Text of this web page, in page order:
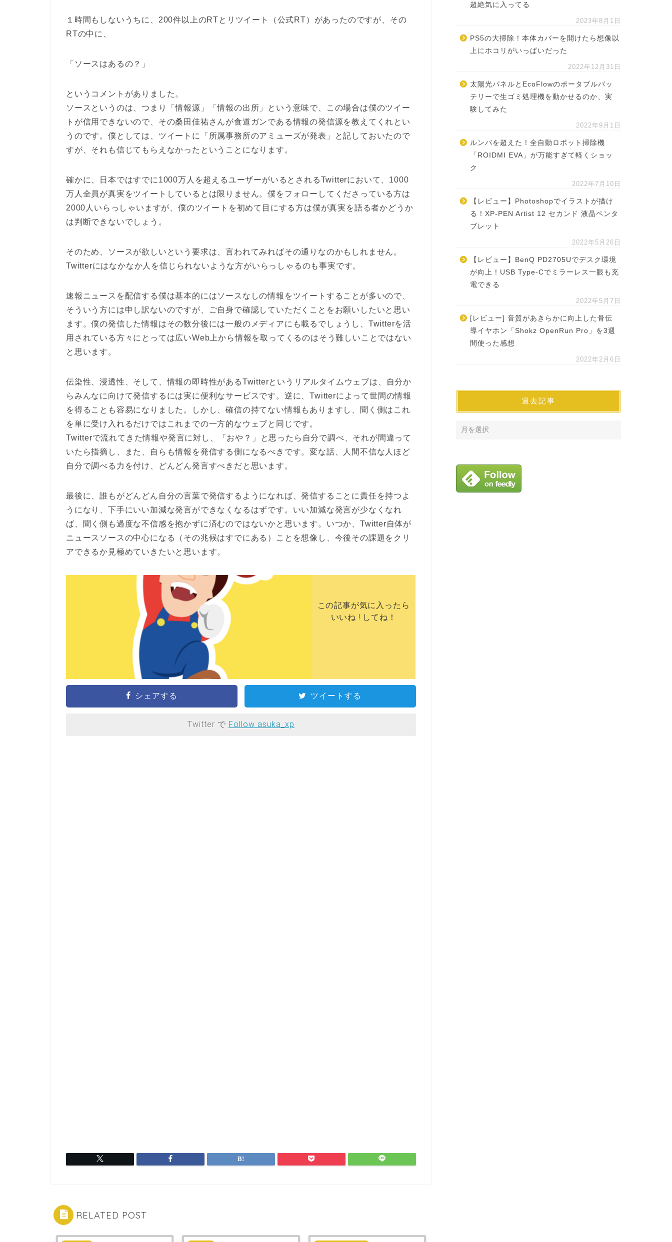
１時間もしないうちに、200件以上のRTとリツイート（公式RT）があったのですが、その
RTの中に、
「ソースはあるの？」
というコメントがありました。
ソースというのは、つまり「情報源」「情報の出所」という意味で、この場合は僕のツイー
トが信用できないので、その桑田佳祐さんが食道ガンである情報の発信源を教えてくれとい
うのです。僕としては、ツイートに「所属事務所のアミューズが発表」と記しておいたので
すが、それも信じてもらえなかったということになります。
確かに、日本ではすでに1000万人を超えるユーザーがいるとされるTwitterにおいて、1000
万人全員が真実をツイートしているとは限りません。僕をフォローしてくださっている方は
2000人いらっしゃいますが、僕のツイートを初めて目にする方は僕が真実を語る者かどうか
は判断できないでしょう。
そのため、ソースが欲しいという要求は、言われてみればその通りなのかもしれません。
Twitterにはなかなか人を信じられないような方がいらっしゃるのも事実です。
速報ニュースを配信する僕は基本的にはソースなしの情報をツイートすることが多いので、
そういう方には申し訳ないのですが、ご自身で確認していただくことをお願いしたいと思い
ます。僕の発信した情報はその数分後には一般のメディアにも載るでしょうし、Twitterを活
用されている方々にとっては広いWeb上から情報を取ってくるのはそう難しいことではない
と思います。
伝染性、浸透性、そして、情報の即時性があるTwitterというリアルタイムウェブは、自分か
らみんなに向けて発信するには実に便利なサービスです。逆に、Twitterによって世間の情報
を得ることも容易になりました。しかし、確信の持てない情報もありますし、聞く側はこれ
を単に受け入れるだけではこれまでの一方的なウェブと同じです。
Twitterで流れてきた情報や発言に対し、「おや？」と思ったら自分で調べ、それが間違って
いたら指摘し、また、自らも情報を発信する側になるべきです。変な話、人間不信な人ほど
自分で調べる力を付け、どんどん発言すべきだと思います。
最後に、誰もがどんどん自分の言葉で発信するようになれば、発信することに責任を持つよ
うになり、下手にいい加減な発言ができなくなるはずです。いい加減な発言が少なくなれ
ば、聞く側も過度な不信感を抱かずに済むのではないかと思います。いつか、Twitter自体が
ニュースソースの中心になる（その兆候はすでにある）ことを想像し、今後その課題をクリ
アできるか見極めていきたいと思います。
この記事が気に入ったら
いいね ! してね！
シェアする ツイートする
Twitter で Follow asuka_xp
RELATED POST
超絶気に入ってる
2023年8月1日
PS5の大掃除！本体カバーを開けたら想像以
上にホコリがいっぱいだった
2022年12月31日
太陽光パネルとEcoFlowのポータブルバッ
テリーで生ゴミ処理機を動かせるのか、実
験してみた
2022年9月1日
ルンバを超えた！全自動ロボット掃除機
「ROIDMI EVA」が万能すぎて軽くショッ
ク
2022年7月10日
【レビュー】Photoshopでイラストが描け
る！XP-PEN Artist 12 セカンド 液晶ペンタ
ブレット
2022年5月26日
【レビュー】BenQ PD2705Uでデスク環境
が向上！USB Type-Cでミラーレス一眼も充
電できる
2022年5月7日
[レビュー] 音質があきらかに向上した骨伝
導イヤホン「Shokz OpenRun Pro」を3週
間使った感想
2022年2月6日
過去記事